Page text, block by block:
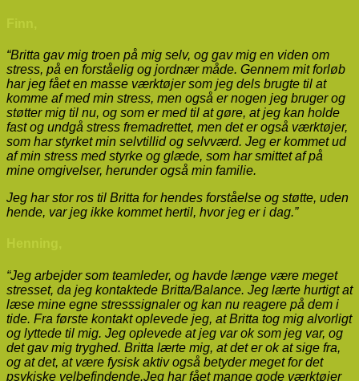
“Britta gav mig troen på mig selv, og gav mig en viden om
stress, på en forståelig og jordnær måde. Gennem mit forløb
har jeg fået en masse værktøjer som jeg dels brugte til at
komme af med min stress, men også er nogen jeg bruger og
støtter mig til nu, og som er med til at gøre, at jeg kan holde
fast og undgå stress fremadrettet, men det er også værktøjer,
som har styrket min selvtillid og selvværd. Jeg er kommet ud
af min stress med styrke og glæde, som har smittet af på
mine omgivelser, herunder også min familie.
Jeg har stor ros til Britta for hendes forståelse og støtte, uden
hende, var jeg ikke kommet hertil, hvor jeg er i dag.”
“Jeg arbejder som teamleder, og havde længe være meget
stresset, da jeg kontaktede Britta/Balance. Jeg lærte hurtigt at
læse mine egne stresssignaler og kan nu reagere på dem i
tide. Fra første kontakt oplevede jeg, at Britta tog mig alvorligt
og lyttede til mig. Jeg oplevede at jeg var ok som jeg var, og
det gav mig tryghed. Britta lærte mig, at det er ok at sige fra,
og at det, at være fysisk aktiv også betyder meget for det
psykiske velbefindende.Jeg har fået mange gode værktøjer